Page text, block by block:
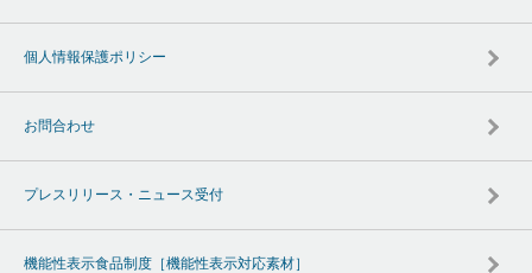
個人情報保護ポリシー
お問合わせ
プレスリリース・ニュース受付
機能性表示食品制度［機能性表示対応素材］